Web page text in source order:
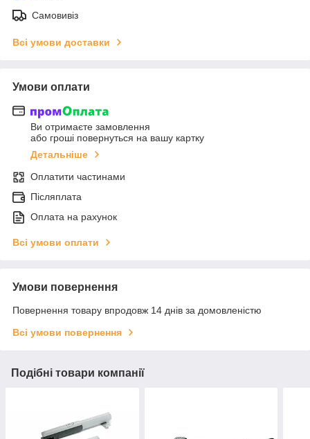
Самовивіз
Всі умови доставки
Умови оплати
Ви отримаєте замовлення
або гроші повернуться на вашу картку
Детальніше
Оплатити частинами
Післяплата
Оплата на рахунок
Всі умови оплати
Умови повернення
Повернення товару впродовж 14 днів за домовленістю
Всі умови повернення
Подібні товари компанії